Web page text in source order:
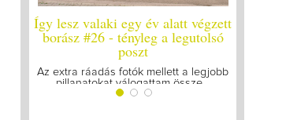
év alatt végzett
a legutolsó
mellett a legjobb
össze...
Így lesz valaki egy év alatt
borász #25
Megírtuk a modulzáró vizsgákat,
lázasan készülünk az